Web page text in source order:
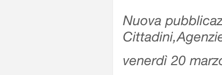
Nuova
venerdì 20